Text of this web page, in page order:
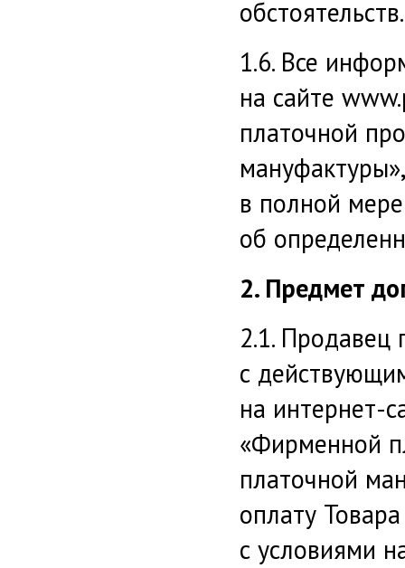
обстоятельств.
1.6. Все
на сайте
платочной
в полной
об
2. Предмет
2.1. Продавец
с
на интернет-
«Фирменной
платочной
оплату
с условиями